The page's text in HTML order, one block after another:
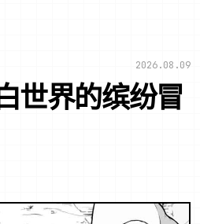
2026.08.09
世界的缤纷冒